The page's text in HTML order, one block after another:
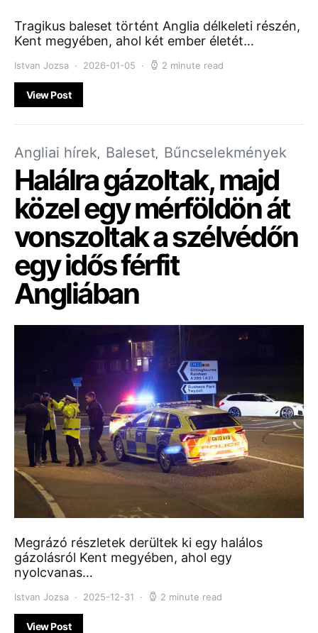
Tragikus baleset történt Anglia délkeleti részén,
Kent megyében, ahol két ember életét…
Istvan Jozsa 2026-01-05 2 minute read
View Post
Angliai hírek Baleset Bűncselekmények
Halálra gázoltak, majd
közel egy mérföldön át
vonszoltak a szélvédőn
egy idős férfit
Angliában
Megrázó részletek derültek ki egy halálos
gázolásról Kent megyében, ahol egy
nyolcvanas…
Istvan Jozsa 2025-12-31 2 minute read
View Post